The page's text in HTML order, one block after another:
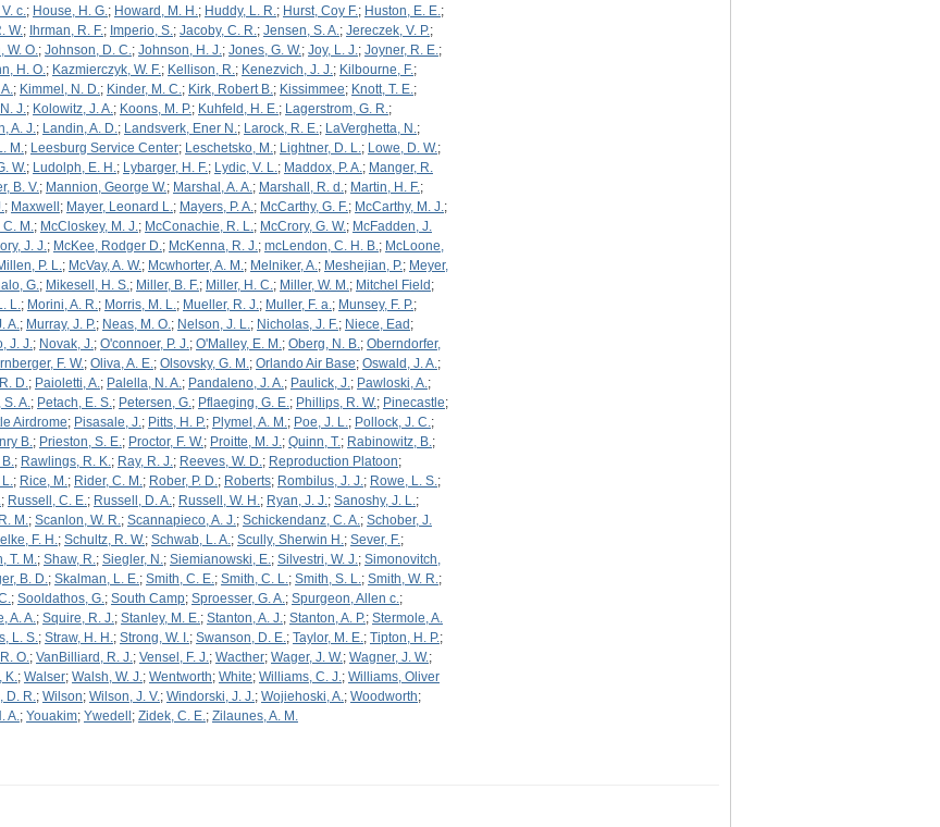
c.; House, H. G.; Howard, M. H.; Huddy, L. R.; Hurst, Coy F.; Huston, E. E.;
W.; Ihrman, R. F.; Imperio, S.; Jacoby, C. R.; Jensen, S. A.; Jereczek, V. P.;
W. O.; Johnson, D. C.; Johnson, H. J.; Jones, G. W.; Joy, L. J.; Joyner, R. E.;
H. O.; Kazmierczyk, W. F.; Kellison, R.; Kenezvich, J. J.; Kilbourne, F.;
; Kimmel, N. D.; Kinder, M. C.; Kirk, Robert B.; Kissimmee; Knott, T. E.;
J.; Kolowitz, J. A.; Koons, M. P.; Kuhfeld, H. E.; Lagerstrom, G. R.;
A. J.; Landin, A. D.; Landsverk, Ener N.; Larock, R. E.; LaVerghetta, N.;
M.; Leesburg Service Center; Leschetsko, M.; Lightner, D. L.; Lowe, D. W.;
W.; Ludolph, E. H.; Lybarger, H. F.; Lydic, V. L.; Maddox, P. A.; Manger, R.
B. V.; Mannion, George W.; Marshal, A. A.; Marshall, R. d.; Martin, H. F.;
; Maxwell ; Mayer, Leonard L.; Mayers, P. A.; McCarthy, G. F.; McCarthy, M. J.;
C. M.; McCloskey, M. J.; McConachie, R. L.; McCrory, G. W.; McFadden, J.
J. J.; McKee, Rodger D.; McKenna, R. J.; mcLendon, C. H. B.; McLoone,
P. L.; McVay, A. W.; Mcwhorter, A. M.; Melniker, A.; Meshejian, P.; Meyer,
G.; Mikesell, H. S.; Miller, B. F.; Miller, H. C.; Miller, W. M.; Mitchel Field ;
L.; Morini, A. R.; Morris, M. L.; Mueller, R. J.; Muller, F. a.; Munsey, F. P.;
A.; Murray, J. P.; Neas, M. O.; Nelson, J. L.; Nicholas, J. F.; Niece, Ead ;
J. J.; Novak, J.; O'connoer, P. J.; O'Malley, E. M.; Oberg, N. B.; Oberndorfer,
F. W.; Oliva, A. E.; Olsovsky, G. M.; Orlando Air Base; Oswald, J. A.;
D.; Paioletti, A.; Palella, N. A.; Pandaleno, J. A.; Paulick, J.; Pawloski, A.;
S. A.; Petach, E. S.; Petersen, G.; Pflaeging, G. E.; Phillips, R. W.; Pinecastle;
Airdrome; Pisasale, J.; Pitts, H. P.; Plymel, A. M.; Poe, J. L.; Pollock, J. C.;
B.; Prieston, S. E.; Proctor, F. W.; Proitte, M. J.; Quinn, T.; Rabinowitz, B.;
; Rawlings, R. K.; Ray, R. J.; Reeves, W. D.; Reproduction Platoon;
L.; Rice, M.; Rider, C. M.; Rober, P. D.; Roberts; Rombilus, J. J.; Rowe, L. S.;
; Russell, C. E.; Russell, D. A.; Russell, W. H.; Ryan, J. J.; Sanoshy, J. L.;
M.; Scanlon, W. R.; Scannapieco, A. J.; Schickendanz, C. A.; Schober, J.
F. H.; Schultz, R. W.; Schwab, L. A.; Scully, Sherwin H.; Sever, F.;
T. M.; Shaw, R.; Siegler, N.; Siemianowski, E.; Silvestri, W. J.; Simonovitch,
B. D.; Skalman, L. E.; Smith, C. E.; Smith, C. L.; Smith, S. L.; Smith, W. R.;
; Sooldathos, G.; South Camp; Sproesser, G. A.; Spurgeon, Allen c.;
A. A.; Squire, R. J.; Stanley, M. E.; Stanton, A. J.; Stanton, A. P.; Stermole, A.
L. S.; Straw, H. H.; Strong, W. I.; Swanson, D. E.; Taylor, M. E.; Tipton, H. P.;
O.; VanBilliard, R. J.; Vensel, F. J.; Wacther; Wager, J. W.; Wagner, J. W.;
K.; Walser; Walsh, W. J.; Wentworth; White; Williams, C. J.; Williams, Oliver
D. R.; Wilson; Wilson, J. V.; Windorski, J. J.; Wojiehoski, A.; Woodworth;
A.; Youakim; Ywedell ; Zidek, C. E.; Zilaunes, A. M.